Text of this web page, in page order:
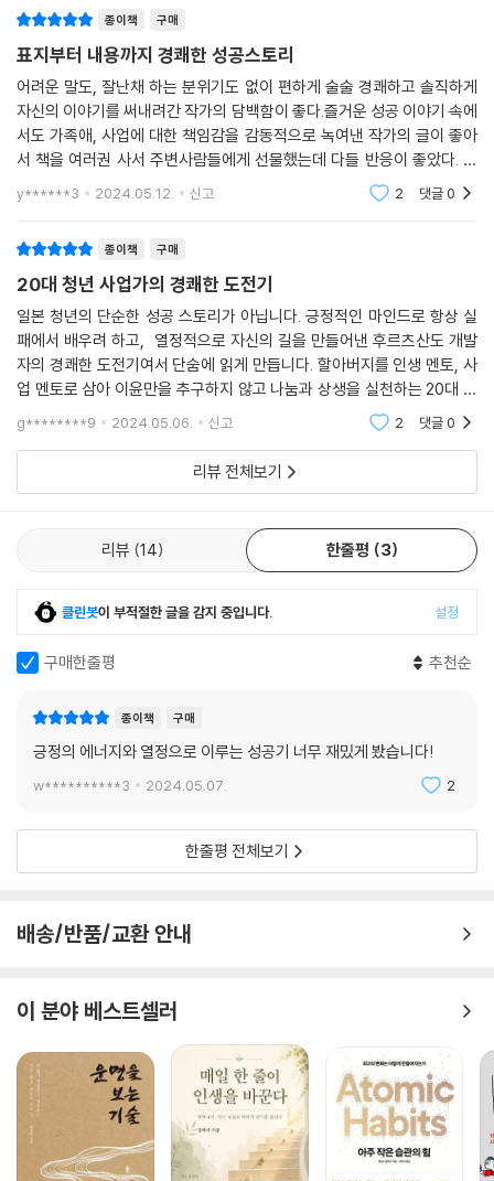
종이책 구매
표지부터 내용까지 경쾌한 성공스토리
어려운 말도, 잘난채 하는 분위기도 없이 편하게 술술 경쾌하고 솔직하게
자신의 이야기를 써내려간 작가의 담백함이 좋다.즐거운 성공 이야기 속에
서도 가족애, 사업에 대한 책임감을 감동적으로 녹여낸 작가의 글이 좋아
서 책을 여러권 사서 주변사람들에게 선물했는데 다들 반응이 좋았다. 이
씨... 부러우면 지는건데 특유의 진솔함, 담백함으로 동네 슈퍼를 전국구 규
모의 회사로 발
y******3 2024.05.12. 신고 2 댓글0
종이책 구매
20대 청년 사업가의 경쾌한 도전기
일본 청년의 단순한 성공 스토리가 아닙니다. 긍정적인 마인드로 항상 실
패에서 배우려 하고, 열정적으로 자신의 길을 만들어낸 후르츠산도 개발
자의 경쾌한 도전기여서 단숨에 읽게 만듭니다. 할아버지를 인생 멘토, 사
업 멘토로 삼아 이윤만을 추구하지 않고 나눔과 상생을 실천하는 20대 청
년 사업가의 얘기는 또다른 감동을 선사합니다. 일독을 권합니다. 앞으로
후르츠산도를 보면
g********9 2024.05.06. 신고 2 댓글0
리뷰 전체보기
리뷰 14 한줄평 3
클린봇이 부적절한 글을 감지 중입니다. 설정
구매한줄평 추천순
종이책 구매
긍정의 에너지와 열정으로 이루는 성공기 너무 재밌게 봤습니다!
w**********3 2024.05.07. 2
한줄평 전체보기
배송/반품/교환 안내
이 분야 베스트셀러